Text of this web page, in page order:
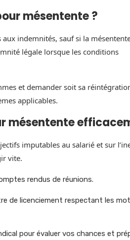
mésentente ?
indemnités, sauf si la
légale lorsque les conditions
et demander soit sa
applicables.
mésentente
imputables au salarié et sur
vite.
rendus de réunions.
de licenciement respectant les
pour évaluer vos chances et